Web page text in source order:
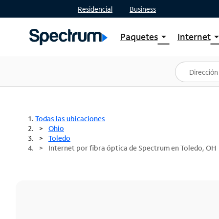
Residencial Business
Paquetesarrow_drop_down
Ver paquetes
Spectrum One
Mejores ofertas
Internetarrow_drop_down
Planes
Todas las ubicaciones
Ohio
Toledo
Internet por fibra óptica de Spectrum en Toledo, OH